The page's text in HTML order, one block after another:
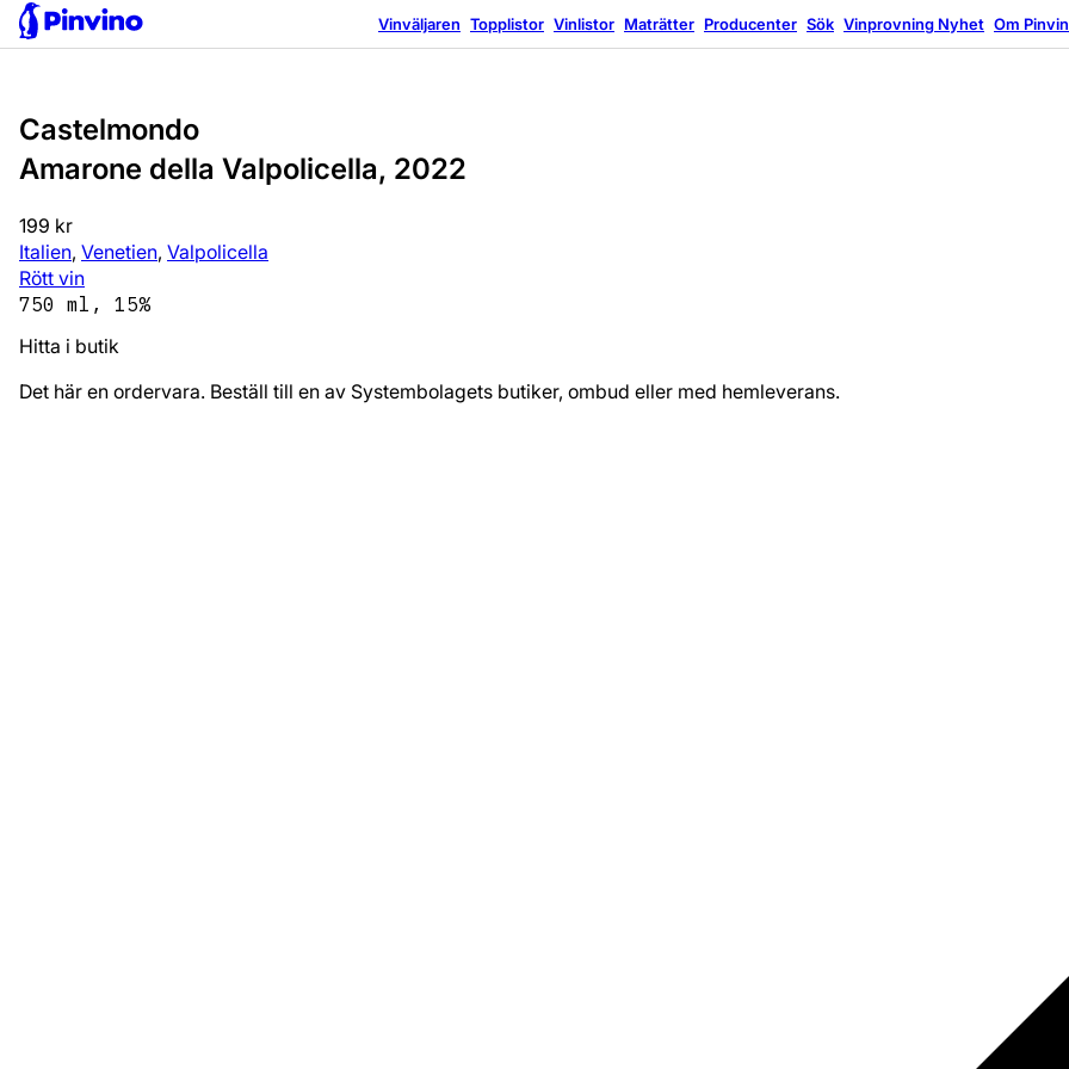
Vinväljaren Topplistor Vinlistor Maträtter Producenter Sök Vinprovning Nyhet Om
Castelmondo
Amarone della Valpolicella, 2022
199 kr
Italien, Venetien, Valpolicella
Rött vin
750 ml, 15%
Hitta i butik
Det här en ordervara. Beställ till en av Systembolagets butiker, ombud eller med hemleverans.